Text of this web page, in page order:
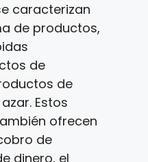
caracterizan
de productos,
de
de
Estos
ofrecen
de
dinero, el